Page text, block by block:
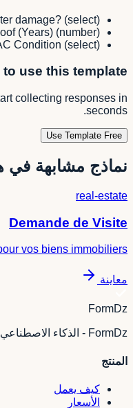
damage? (select)
(Years) (number)
Condition (select)
use this template?
collecting responses in
seconds.
Use Template Free
نماذج مشابهة في
real-estate
Demande de Visite
vos biens immobiliers.
معاينة
FormDz
FormDz - الذكاء الاصطناعي لقراراتك.
المنتج
كيف يعمل
الأسعار